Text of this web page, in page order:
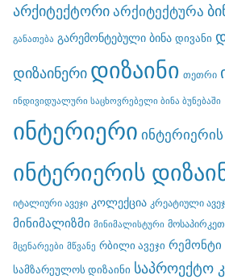
არქიტექტორიარქიტექტურა
განათება გარემონტებული ბინა დივანი
დიზაინერი დიზაინი თეთრი
ინდივიდუალური საცხოვრებელი ბინა ბუნებაში
ინტერიერი
ინტერიერის
იტალიური ავეჯი კოლექცია კრეატიული
მინიმალიზმი მინიმალისტური
მცენარეები მწვანე რბილი ავეჯი რემონტი
სამზარეულოს დიზაინი საპროექტო